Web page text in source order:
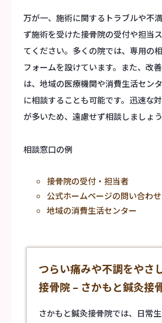
万が一、施術に関するトラブルや不
ず施術を受けた接骨院の受付や担当
てください。多くの院では、専用の
フォームを設けています。また、改
は、地域の医療機関や消費生活セン
に相談することも可能です。迅速な
が多いため、遠慮せず相談しましょう
相談窓口の例
接骨院の受付・担当者
公式ホームページの問い合わ
地域の消費生活センター
つらい痛みや不調をやさ
接骨院 – さかもと鍼灸接
さかもと鍼灸接骨院では、日常